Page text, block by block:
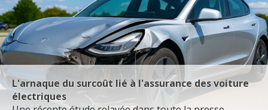
L'arnaque du surcoût lié à l'assurance des voiture
électriques